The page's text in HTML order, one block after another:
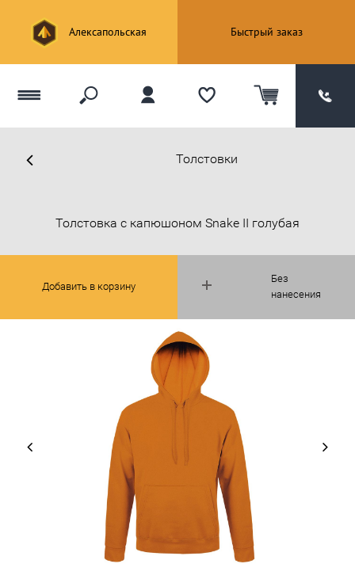
Алексапольская Быстрый заказ
Толстовки
Без
нанесения
Толстовка с капюшоном Snake II голубая
Добавить в корзину